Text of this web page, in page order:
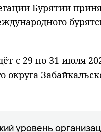
Бурятии
с 29 по 31 июля
округа
уровень